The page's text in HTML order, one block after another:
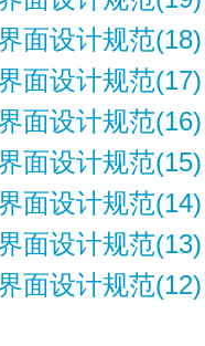
面设计规范
面设计规范
面设计规范
面设计规范
面设计规范
面设计规范
面设计规范